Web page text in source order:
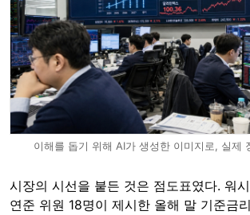
이해를 돕기 위해 AI가 생성한 이미지로, 실제
시장의 시선을 붙든 것은 점도표였다. 워
연준 위원 18명이 제시한 올해 말 기준금